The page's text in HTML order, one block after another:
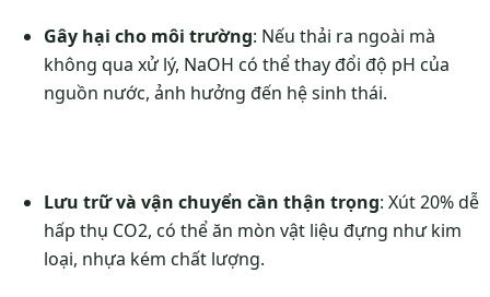
Gây hại cho môi trường: Nếu thải ra ngoài mà
không qua xử lý, NaOH có thể thay đổi độ pH của
nguồn nước, ảnh hưởng đến hệ sinh thái.
Lưu trữ và vận chuyển cần thận trọng: Xút 20% dễ
hấp thụ CO2, có thể ăn mòn vật liệu đựng như kim
loại, nhựa kém chất lượng.